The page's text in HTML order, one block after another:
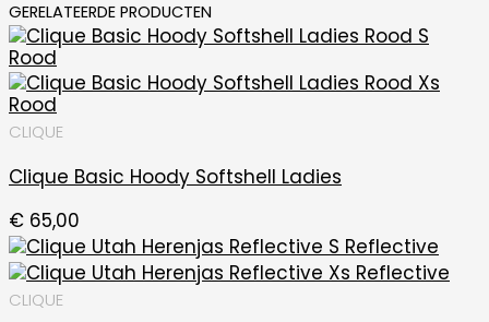
GERELATEERDE PRODUCTEN
CLIQUE
Clique Basic Hoody Softshell Ladies
€ 65,00
CLIQUE